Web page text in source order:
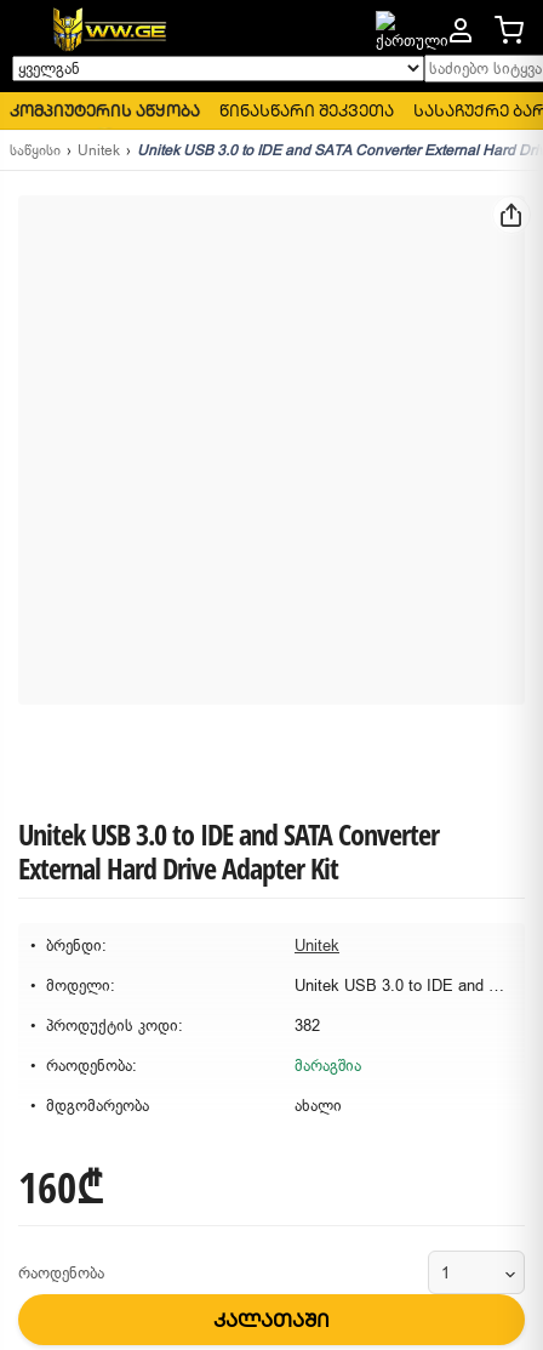
ყველგან საძიებო
კომპიუტერის აწყობა წინასწარი შეკვეთა სასაჩუქრე
საწყისი Unitek Unitek USB 3.0 to IDE and SATA Converter External Hard
Unitek USB 3.0 to IDE and SATA Converter
External Hard Drive Adapter Kit
ბრენდი:
Unitek
მოდელი:
Unitek USB 3.0 to IDE and SATA
პროდუქტის კოდი:
382
რაოდენობა:
მარაგშია
მდგომარეობა
ახალი
160₾
რაოდენობა
კალათაში